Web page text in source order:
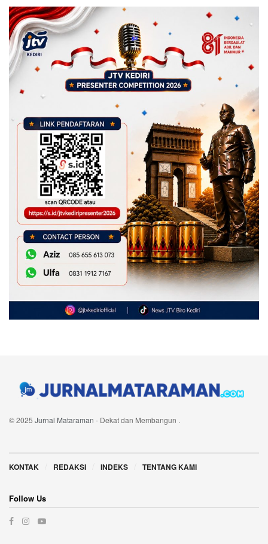
© 2025 Jurnal Mataraman - Dekat dan Membangun .
KONTAK REDAKSI INDEKS TENTANG KAMI
Follow Us